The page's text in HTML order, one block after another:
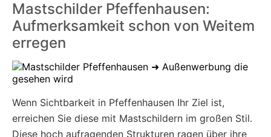
Mastschilder Pfeffenhausen:
Aufmerksamkeit schon von Weitem
erregen
Wenn Sichtbarkeit in Pfeffenhausen Ihr Ziel ist,
erreichen Sie diese mit Mastschildern im großen Stil.
Diese hoch aufragenden Strukturen ragen über ihre